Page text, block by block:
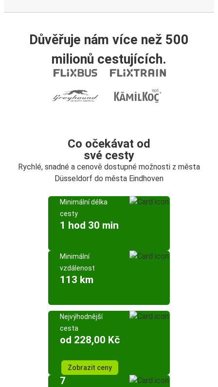
Důvěřuje nám více než 500
milionů cestujících.
Co očekávat od
své cesty
Rychlé, snadné a cenově dostupné možnosti z města
Düsseldorf do města Eindhoven
Minimální délka
cesty
1 hod 30 min
Minimální
vzdálenost
113 km
Nejvýhodnější
cesta
od 228,00 Kč
Zobrazit ceny
7